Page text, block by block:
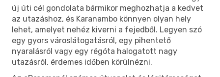
új úti cél gondolata bármikor meghozhatja a kedvet
az utazáshoz, és Karanambo könnyen olyan hely
lehet, amelyet nehéz kiverni a fejedből. Legyen szó
egy gyors városlátogatásról, egy pihentető
nyaralásról vagy egy régóta halogatott nagy
utazásról, érdemes időben körülnézni.